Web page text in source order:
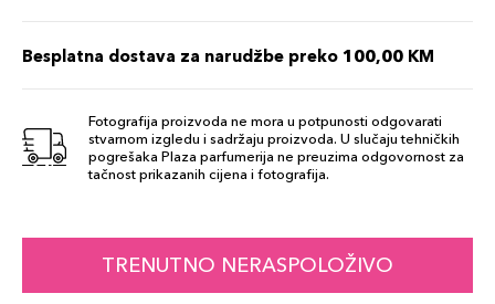
Besplatna dostava za narudžbe preko 100,00 KM
Fotografija proizvoda ne mora u potpunosti odgovarati
stvarnom izgledu i sadržaju proizvoda. U slučaju tehničkih
pogrešaka Plaza parfumerija ne preuzima odgovornost za
tačnost prikazanih cijena i fotografija.
TRENUTNO NERASPOLOŽIVO